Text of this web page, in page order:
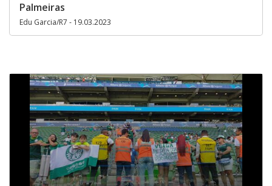
Palmeiras
Edu Garcia/R7 - 19.03.2023